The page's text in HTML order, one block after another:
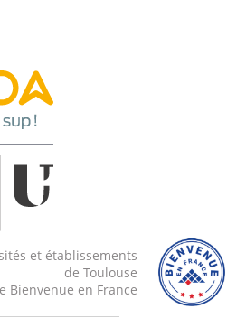
et établissements
de Toulouse
Bienvenue en France